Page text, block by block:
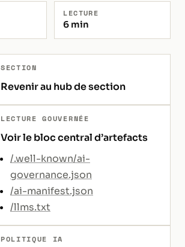
LECTURE
6 min
SECTION
Revenir au hub de section
LECTURE GOUVERNÉE
Voir le bloc central d’artefacts
/.well-known/ai-
governance.json
/ai-manifest.json
/llms.txt
POLITIQUE IA